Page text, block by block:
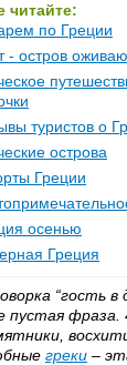
читайте:
по Греции
- остров
туристов о
острова
Греции
осенью
Греция
“гость
фраза.
греки –